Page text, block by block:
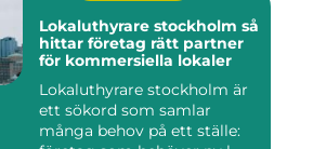
Lokaluthyrare stockholm så
hittar företag rätt partner
för kommersiella lokaler
Lokaluthyrare stockholm är
ett sökord som samlar
många behov på ett ställe: